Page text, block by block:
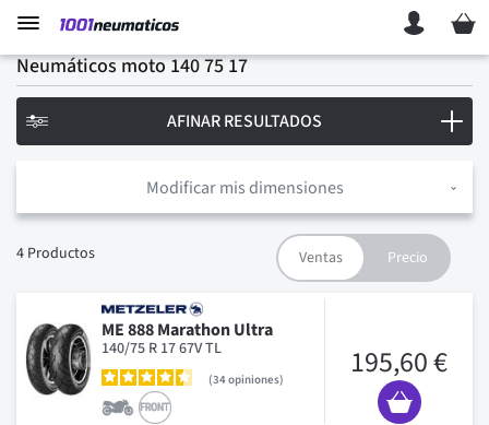
Mi
Neumáticos moto 140 75 17
Modificar mis dimensiones
4 Productos
ME 888 Marathon Ultra
140/75 R 17 67V TL
34opiniones 195,60 €
AFINAR RESULTADOS